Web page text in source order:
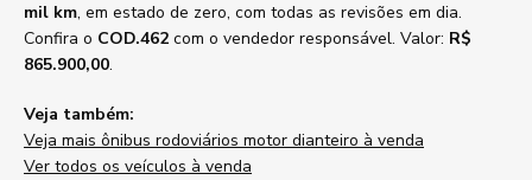
mil km, em estado de zero, com todas as revisões em dia.
Confira o COD.462 com o vendedor responsável. Valor: R$
865.900,00.
Veja também:
Veja mais ônibus rodoviários motor dianteiro à venda
Ver todos os veículos à venda